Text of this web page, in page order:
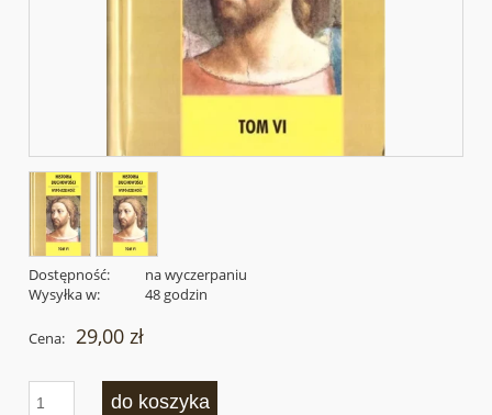
Dostępność:
na wyczerpaniu
Wysyłka w:
48 godzin
Cena: 29,00 zł
do koszyka